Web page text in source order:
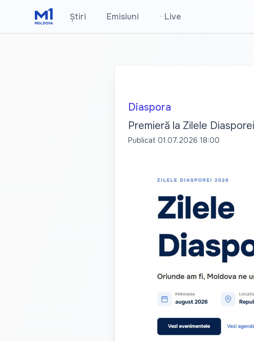
Știri Emisiuni • Live
Diaspora
Premieră la Zilele
Publicat 01.07.2026 18:00